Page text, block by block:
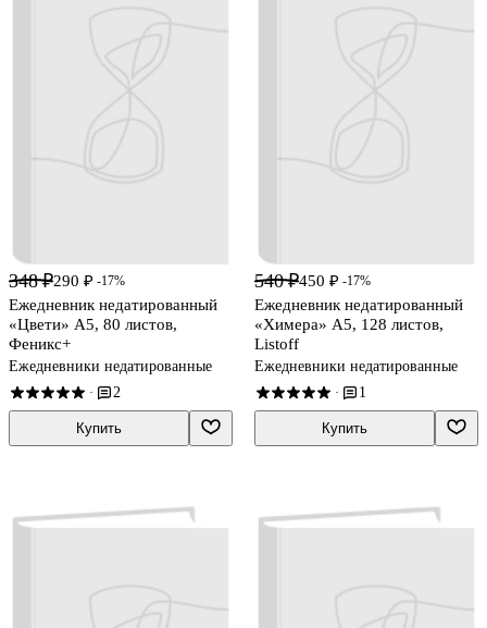
348 ₽290 ₽ -17%
Ежедневник недатированный
«Цвети» А5, 80 листов,
Феникс+
Ежедневники недатированные
· 2
Купить
540 ₽450 ₽ -17%
Ежедневник недатированный
«Химера» А5, 128 листов,
Listoff
Ежедневники недатированные
· 1
Купить